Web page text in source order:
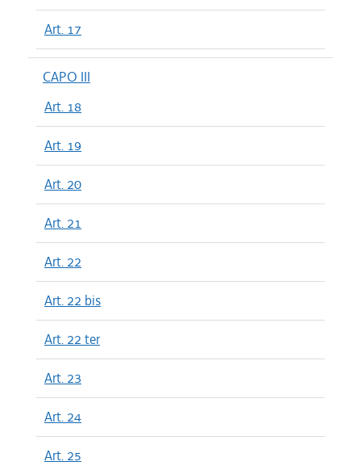
Art. 17
CAPO III
Art. 18
Art. 19
Art. 20
Art. 21
Art. 22
Art. 22 bis
Art. 22 ter
Art. 23
Art. 24
Art. 25